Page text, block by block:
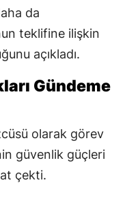
da
teklifine ilişkin
açıkladı.
Gündeme
olarak görev
güvenlik güçleri
çekti.